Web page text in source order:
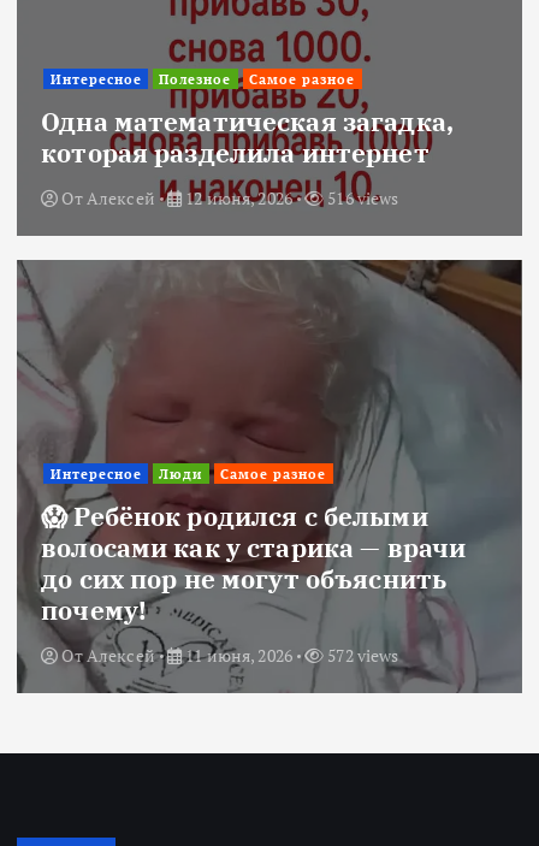
Интересное Полезное Самое разное
Одна математическая загадка,
которая разделила интернет
От Алексей 12 июня, 2026 516 views
Интересное Люди Самое разное
😱 Ребёнок родился с белыми
волосами как у старика — врачи
до сих пор не могут объяснить
почему!
От Алексей 11 июня, 2026 572 views